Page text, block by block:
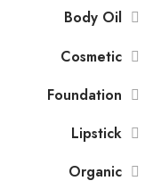
Body Oil
Cosmetic
Foundation
Lipstick
Organic